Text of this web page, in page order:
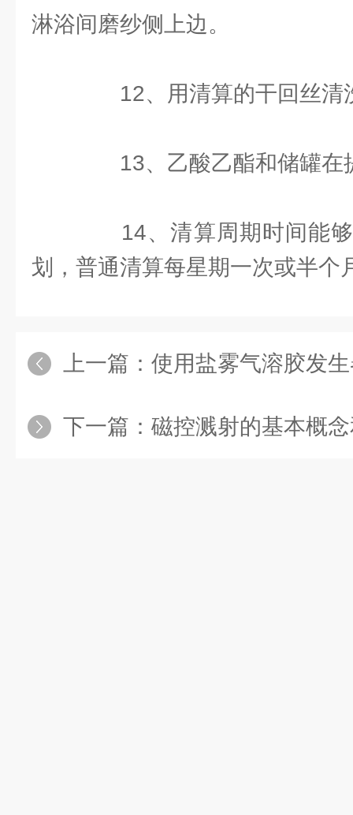
淋浴间磨纱侧上边。
12、用清算的干回丝清
13、乙酸乙酯和储罐在
14、清算周期时间能够
划，普通清算每星期一次或半个
上一篇： 使用盐雾气溶胶发生
下一篇： 磁控溅射的基本概